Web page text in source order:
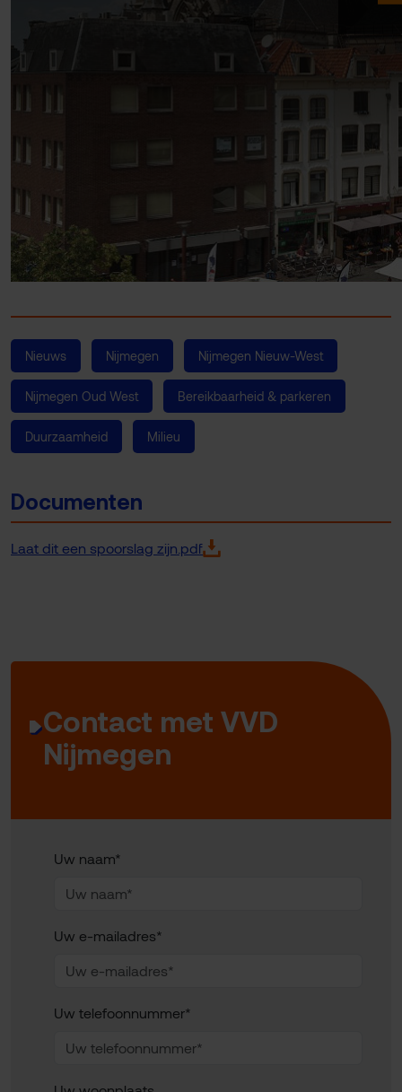
Nieuws Nijmegen Nijmegen Nieuw-West
Nijmegen Oud West Bereikbaarheid & parkeren
Duurzaamheid Milieu
Documenten
Laat dit een spoorslag zijn.pdf
Contact met VVD
Nijmegen
Uw naam*
Uw e-mailadres*
Uw telefoonnummer*